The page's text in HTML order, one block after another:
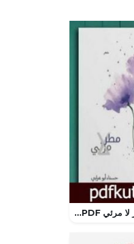
تحميل كتاب مطر لا مرئي PDF تأليف حسناء أبو عرابي مجانا [كامل]